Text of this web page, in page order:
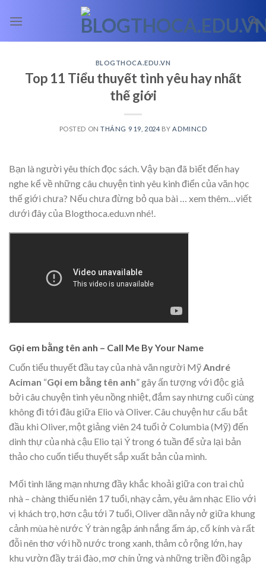
BLOGTHOCA.EDU.VN
Top 11 Tiểu thuyết tình yêu hay nhất
thế giới
POSTED ONTHÁNG 9 19, 2024 BY ADMINCD
Bạn là người yêu thích đọc sách. Vậy bạn đã biết đến hay
nghe kể về những câu chuyện tình yêu kinh điển của văn học
thế giới chưa? Nếu chưa đừng bỏ qua bài
… xem thêm… viết
dưới đây của Blogthoca.edu.vn nhé!.
Gọi em bằng tên anh – Call Me By Your Name
Cuốn tiểu thuyết đầu tay của nhà văn người MỹAndré
Aciman “Gọi em bằng tên anh” gây ấn tượng với độc giả
bởi câu chuyện tình yêu nồng nhiệt, đắm say nhưng cuối cùng
không đi tới đâu giữa Elio và Oliver. Câu chuyện hư cấu bắt
đầu khi Oliver, một giảng viên 24 tuổi ở Columbia (Mỹ) đến
dinh thự của nhà cậu Elio tại Ý trong 6 tuần để sửa lại bản
thảo cho cuốn tiểu thuyết sắp xuất bản của mình.
Mối tình lãng mạn nhưng đầy khắc khoải giữa con trai chủ
nhà – chàng thiếu niên 17 tuổi, nhạy cảm, yêu âm nhạc Elio với
vị khách trọ, hơn cậu tới 7 tuổi, Oliver dần nảy nở giữa khung
cảnh mùa hè nước Ý tràn ngập ánh nắng ấm áp, cổ kính và rất
đỗi nên thơ với hồ nước trong xanh, thảm cỏ rộng lớn, hay
khu vườn đầy trái đào, mơ chín ửng và những triền đồi ngập